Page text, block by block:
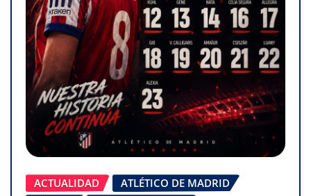
ACTUALIDAD
ATLÉTICO DE MADRID